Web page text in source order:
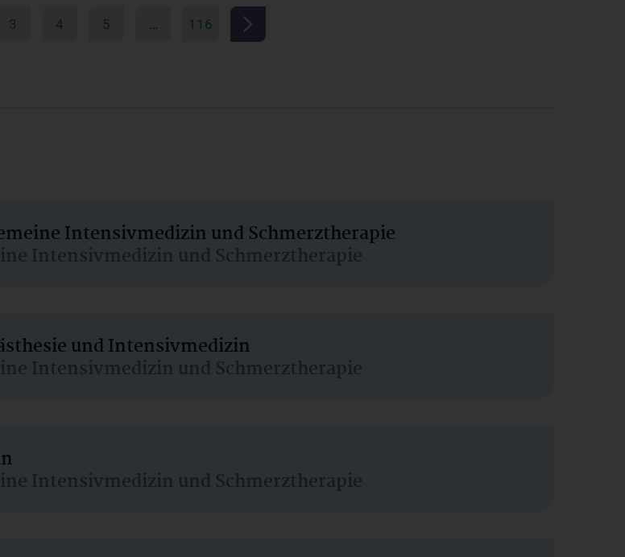
3 4 5 … 116
Intensivmedizin und Schmerztherapie
Intensivmedizin und Schmerztherapie
und Intensivmedizin
Intensivmedizin und Schmerztherapie
Intensivmedizin und Schmerztherapie